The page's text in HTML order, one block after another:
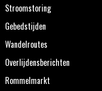
Stroomstoring
Gebedstijden
Wandelroutes
Overlijdensberichten
Rommelmarkt